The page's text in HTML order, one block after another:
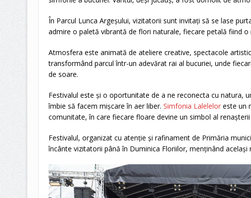
În Parcul Lunca Argeșului, vizitatorii sunt invitați să se lase
admire o paletă vibrantă de flori naturale, fiecare petală fiind
Atmosfera este animată de ateliere creative, spectacole
transformând parcul într-un adevărat rai al bucuriei, unde
de soare.
Festivalul este și o oportunitate de a ne reconecta cu natura,
îmbie să facem mișcare în aer liber. Simfonia Lalelelor este un
comunitate, în care fiecare floare devine un simbol al
Festivalul, organizat cu atenție și rafinament de Primăria
încânte vizitatorii până în Duminica Floriilor, menținând același